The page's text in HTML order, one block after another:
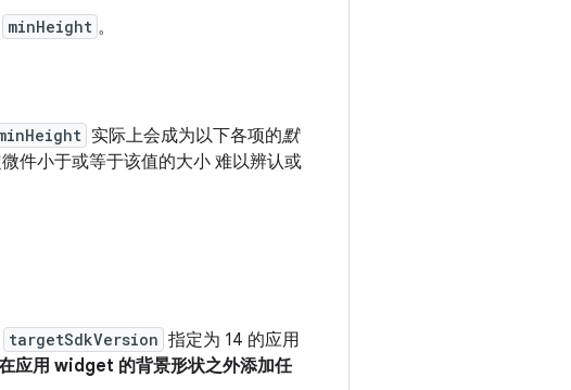
minHeight 。
实际上会成为以下各项的默
微件小于或等于该值的大小 难以辨认或
targetSdkVersion 指定为 14 的应用
应用 widget 的背景形状之外添加任